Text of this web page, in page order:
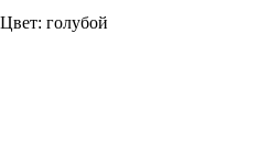
голубой